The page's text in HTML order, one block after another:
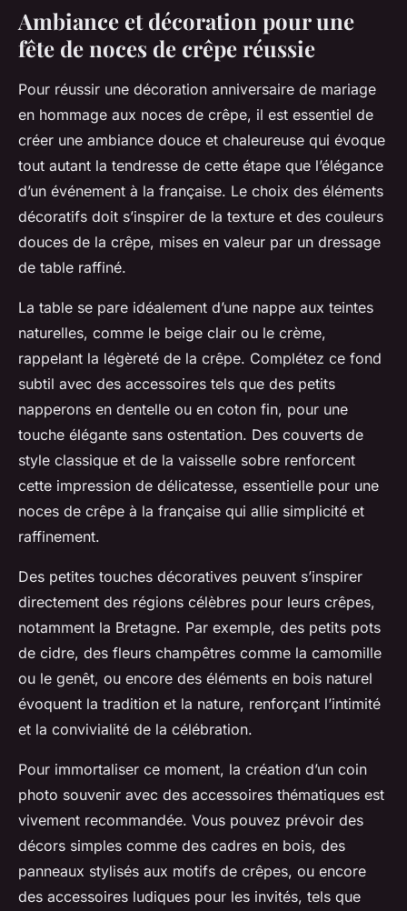
Ambiance et décoration pour une
fête de noces de crêpe réussie
Pour réussir une décoration anniversaire de mariage
en hommage aux noces de crêpe, il est essentiel de
créer une ambiance douce et chaleureuse qui évoque
tout autant la tendresse de cette étape que l’élégance
d’un événement à la française. Le choix des éléments
décoratifs doit s’inspirer de la texture et des couleurs
douces de la crêpe, mises en valeur par un dressage
de table raffiné.
La table se pare idéalement d’une nappe aux teintes
naturelles, comme le beige clair ou le crème,
rappelant la légèreté de la crêpe. Complétez ce fond
subtil avec des accessoires tels que des petits
napperons en dentelle ou en coton fin, pour une
touche élégante sans ostentation. Des couverts de
style classique et de la vaisselle sobre renforcent
cette impression de délicatesse, essentielle pour une
noces de crêpe à la française qui allie simplicité et
raffinement.
Des petites touches décoratives peuvent s’inspirer
directement des régions célèbres pour leurs crêpes,
notamment la Bretagne. Par exemple, des petits pots
de cidre, des fleurs champêtres comme la camomille
ou le genêt, ou encore des éléments en bois naturel
évoquent la tradition et la nature, renforçant l’intimité
et la convivialité de la célébration.
Pour immortaliser ce moment, la création d’un coin
photo souvenir avec des accessoires thématiques est
vivement recommandée. Vous pouvez prévoir des
décors simples comme des cadres en bois, des
panneaux stylisés aux motifs de crêpes, ou encore
des accessoires ludiques pour les invités, tels que